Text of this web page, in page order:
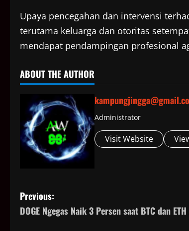
Upaya pencegahan dan intervensi
terutama keluarga dan otoritas
mendapat pendampingan profesional
ABOUT THE AUTHOR
Administrator
Visit Website
P
o
Previous:
DOGE Ngegas Naik 3 Persen saat BTC dan